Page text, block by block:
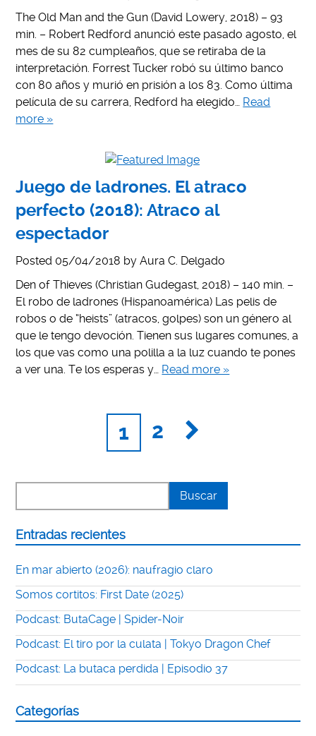
The Old Man and the Gun (David Lowery, 2018) – 93
min. – Robert Redford anunció este pasado agosto, el
mes de su 82 cumpleaños, que se retiraba de la
interpretación. Forrest Tucker robó su último banco
con 80 años y murió en prisión a los 83. Como última
película de su carrera, Redford ha elegido… Read
more »
Juego de ladrones. El atraco
perfecto (2018): Atraco al
espectador
Posted 05/04/2018 byAura C. Delgado
Den of Thieves (Christian Gudegast, 2018) – 140 min. –
El robo de ladrones (Hispanoamérica) Las pelis de
robos o de “heists” (atracos, golpes) son un género al
que le tengo devoción. Tienen sus lugares comunes, a
los que vas como una polilla a la luz cuando te pones
a ver una. Te los esperas y… Read more »
1 2
Entradas recientes
En mar abierto (2026): naufragio claro
Somos cortitos: First Date (2025)
Podcast: ButaCage | Spider-Noir
Podcast: El tiro por la culata | Tokyo Dragon Chef
Podcast: La butaca perdida | Episodio 37
Categorías